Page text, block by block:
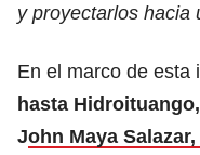
y proyectarlos hacia
En el marco de esta
hasta
John Maya